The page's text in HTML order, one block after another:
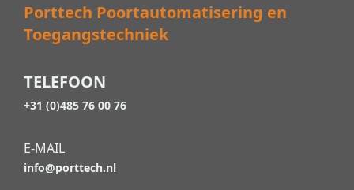
Porttech Poortautomatisering en
Toegangstechniek
TELEFOON
+31 (0)485 76 00 76
E-MAIL
info@porttech.nl